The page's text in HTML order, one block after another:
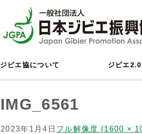
ジビエ協について ジビエ
IMG_6561
2023年1月4日 フル解像度 (1600 ×